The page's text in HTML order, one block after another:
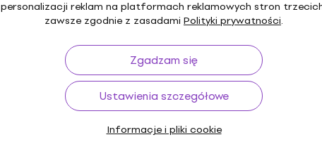
personalizacji reklam na platformach reklamowych stron
zawsze zgodnie z zasadami Polityki prywatności.
Zgadzam się
Ustawienia szczegółowe
Informacje i pliki cookie